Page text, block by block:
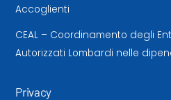
Accoglienti
CEAL – Coordinamento degli
Autorizzati Lombardi nelle
Privacy